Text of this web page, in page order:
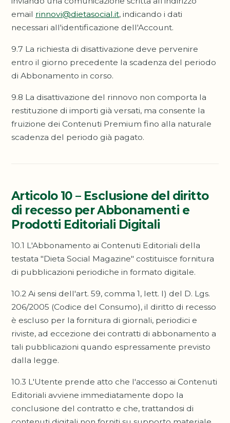
email rinnovi@dietasocial.it, indicando i dati
necessari all'identificazione dell'Account.
9.7 La richiesta di disattivazione deve pervenire
entro il giorno precedente la scadenza del periodo
di Abbonamento in corso.
9.8 La disattivazione del rinnovo non comporta la
restituzione di importi già versati, ma consente la
fruizione dei Contenuti Premium fino alla naturale
scadenza del periodo già pagato.
Articolo 10 – Esclusione del diritto
di recesso per Abbonamenti e
Prodotti Editoriali Digitali
10.1 L'Abbonamento ai Contenuti Editoriali della
testata "Dieta Social Magazine" costituisce fornitura
di pubblicazioni periodiche in formato digitale.
10.2 Ai sensi dell'art. 59, comma 1, lett. l) del D. Lgs.
206/2005 (Codice del Consumo), il diritto di recesso
è escluso per la fornitura di giornali, periodici e
riviste, ad eccezione dei contratti di abbonamento a
tali pubblicazioni quando espressamente previsto
dalla legge.
10.3 L'Utente prende atto che l'accesso ai Contenuti
Editoriali avviene immediatamente dopo la
conclusione del contratto e che, trattandosi di